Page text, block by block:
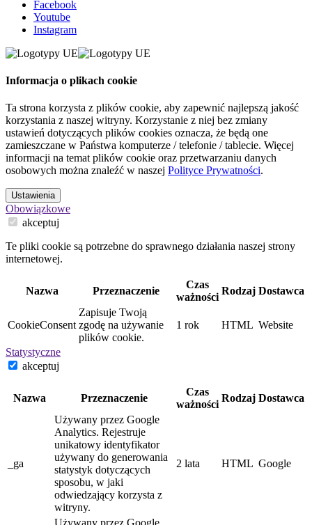
Facebook
Youtube
Instagram
Informacja o plikach cookie
Ta strona korzysta z plików cookie, aby zapewnić najlepszą jakość
korzystania z naszej witryny. Korzystanie z niej bez zmiany
ustawień dotyczących plików cookies oznacza, że będą one
zamieszczane w Państwa komputerze / telefonie / tablecie. Więcej
informacji na temat plików cookie oraz przetwarzaniu danych
osobowych można znaleźć w naszej Polityce Prywatności.
Ustawienia
Obowiązkowe
akceptuj
Te pliki cookie są potrzebne do sprawnego działania naszej strony
internetowej.
Nazwa Przeznaczenie
Czas
ważności
Rodzaj Dostawca
CookieConsent
Zapisuje Twoją
zgodę na używanie
plików cookie.
1 rok HTML Website
Statystyczne
akceptuj
Nazwa Przeznaczenie
Czas
ważności
Rodzaj Dostawca
_ga
Używany przez Google
Analytics. Rejestruje
unikatowy identyfikator
używany do generowania
statystyk dotyczących
sposobu, w jaki
odwiedzający korzysta z
witryny.
2 lata HTML Google